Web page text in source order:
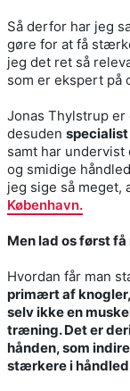
Så derfor har jeg
gøre for at få
jeg det ret så
som er ekspert på
Jonas Thylstrup
desuden
samt har
og smidige
jeg sige så meget,
København.
Men lad os først
Hvordan får man
primært af
selv ikke en
træning. Det er
hånden, som
stærkere i